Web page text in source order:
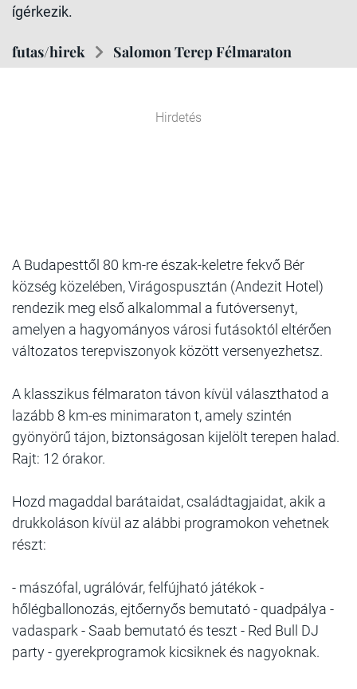
ígérkezik.
futas/hirek Salomon Terep Félmaraton
Hirdetés
A Budapesttől 80 km-re észak-keletre fekvő Bér
község közelében, Virágospusztán (Andezit Hotel)
rendezik meg első alkalommal a futóversenyt,
amelyen a hagyományos városi futásoktól eltérően
változatos terepviszonyok között versenyezhetsz.
A klasszikus félmaraton távon kívül választhatod a
lazább 8 km-es minimaraton t, amely szintén
gyönyörű tájon, biztonságosan kijelölt terepen halad.
Rajt: 12 órakor.
Hozd magaddal barátaidat, családtagjaidat, akik a
drukkoláson kívül az alábbi programokon vehetnek
részt:
- mászófal, ugrálóvár, felfújható játékok -
hőlégballonozás, ejtőernyős bemutató - quadpálya -
vadaspark - Saab bemutató és teszt - Red Bull DJ
party - gyerekprogramok kicsiknek és nagyoknak.